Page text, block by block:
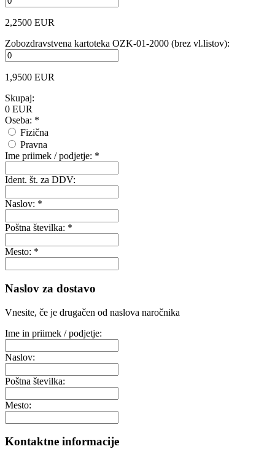
2,2500 EUR
Zobozdravstvena kartoteka OZK-01-2000 (brez vl.listov):
1,9500 EUR
Skupaj:
0 EUR
Oseba: *
Fizična
Pravna
Ime priimek / podjetje: *
Ident. št. za DDV:
Naslov: *
Poštna številka: *
Mesto: *
Naslov za dostavo
Vnesite, če je drugačen od naslova naročnika
Ime in priimek / podjetje:
Naslov:
Poštna številka:
Mesto:
Kontaktne informacije